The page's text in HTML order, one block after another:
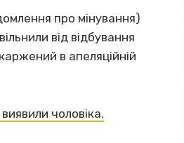
про мінування)
від відбування
в апеляційній
чоловіка.